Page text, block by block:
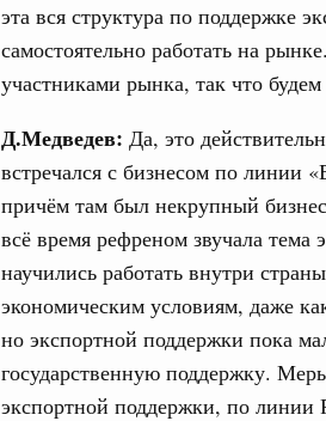
эта вся структура по поддержке
самостоятельно работать на
участниками рынка, так что будем
Д.Медведев: Да, это
встречался с бизнесом по линии
причём там был некрупный
всё время рефреном звучала
научились работать внутри
экономическим условиям, даже
но экспортной поддержки пока
государственную поддержку.
экспортной поддержки, по линии